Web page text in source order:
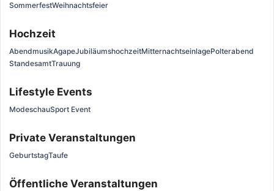
SommerfestWeihnachtsfeier
Hochzeit
AbendmusikAgapeJubiläumshochzeitMitternachtseinlagePolterabend
StandesamtTrauung
Lifestyle Events
ModeschauSport Event
Private Veranstaltungen
GeburtstagTaufe
Öffentliche Veranstaltungen